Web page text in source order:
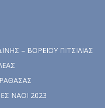
– ΒΟΡΕΙΟΥ ΠΙΤΣΙΛΙΑΣ
ΝΑΟΙ 2023